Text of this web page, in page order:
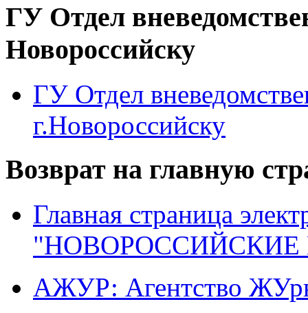
ГУ Отдел
Новороссийску
ГУ Отдел
г.Новороссийску
Возврат на главную
Главная страница
"НОВОРОССИЙСКИЕ
АЖУР: Агентство